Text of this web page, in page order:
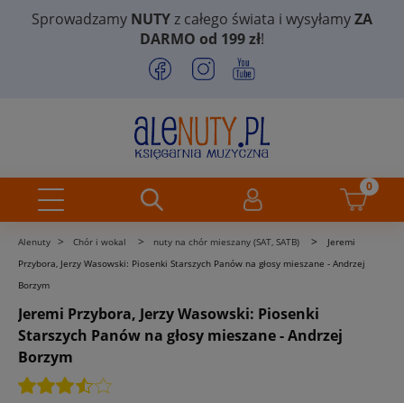
Sprowadzamy NUTYz całego świata i wysyłamyZA
DARMO od 199 zł!
Alenuty > Chór i wokal > nuty na chór mieszany (SAT, SATB) >
Jeremi
Przybora, Jerzy Wasowski: Piosenki Starszych Panów na głosy mieszane - Andrzej
Borzym
Jeremi Przybora, Jerzy Wasowski: Piosenki
Starszych Panów na głosy mieszane - Andrzej
Borzym